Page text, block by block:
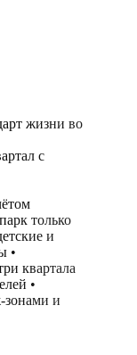
жизни во
с
только
и
•
квартала
•
зонами и